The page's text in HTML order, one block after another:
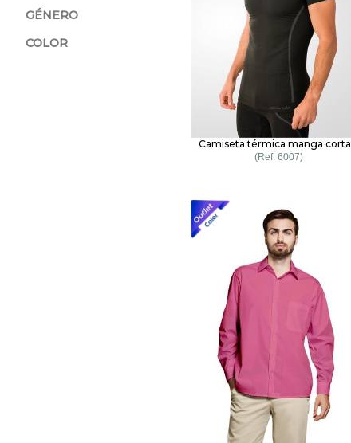
GÉNERO
COLOR
Camiseta térmica manga corta
6007